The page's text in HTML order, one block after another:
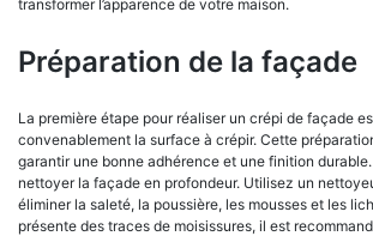
transformer l’apparence de votre maison.
Préparation de la façade
La première étape pour réaliser un crépi de façade
convenablement la surface à crépir. Cette
garantir une bonne adhérence et une finition
nettoyer la façade en profondeur. Utilisez un
éliminer la saleté, la poussière, les mousses et les
présente des traces de moisissures, il est